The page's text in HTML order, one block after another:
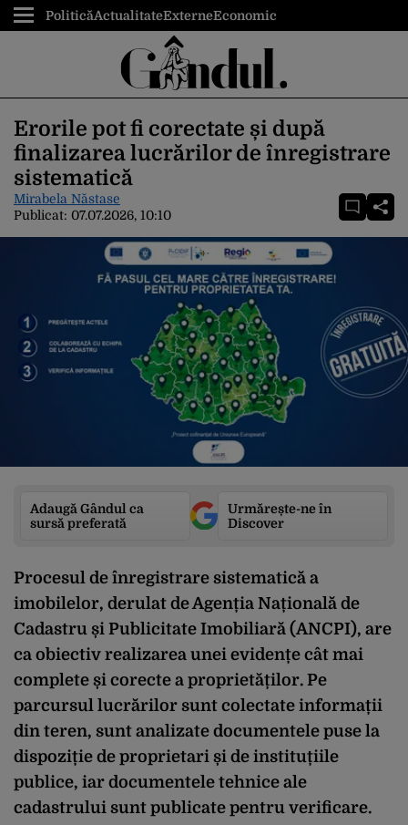
PoliticăActualitateExterneEconomic
Erorile pot fi corectate și după
finalizarea lucrărilor de înregistrare
sistematică
Mirabela Năstase
Publicat: 07.07.2026, 10:10
Adaugă Gândul ca
sursă preferată
Urmărește-ne în
Discover
Procesul de înregistrare sistematică a
imobilelor, derulat de Agenția Națională de
Cadastru și Publicitate Imobiliară (ANCPI), are
ca obiectiv realizarea unei evidențe cât mai
complete și corecte a proprietăților. Pe
parcursul lucrărilor sunt colectate informații
din teren, sunt analizate documentele puse la
dispoziție de proprietari și de instituțiile
publice, iar documentele tehnice ale
cadastrului sunt publicate pentru verificare.